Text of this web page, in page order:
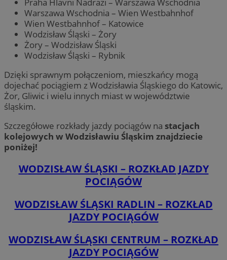
Warszawa Wschodnia – Wien Westbahnhof
Wien Westbahnhof – Katowice
Wodzisław Śląski – Żory
Żory – Wodzisław Śląski
Wodzisław Śląski – Rybnik
Dzięki sprawnym połączeniom, mieszkańcy mogą
dojechać pociągiem z Wodzisławia Śląskiego do Katowic,
Żor, Gliwic i wielu innych miast w województwie
śląskim.
Szczegółowe rozkłady jazdy pociągów na stacjach
kolejowych w Wodzisławiu Śląskim znajdziecie
poniżej!
WODZISŁAW ŚLĄSKI – ROZKŁAD JAZDY
POCIĄGÓW
WODZISŁAW ŚLĄSKI RADLIN – ROZKŁAD
JAZDY POCIĄGÓW
WODZISŁAW ŚLĄSKI CENTRUM – ROZKŁAD
JAZDY POCIĄGÓW